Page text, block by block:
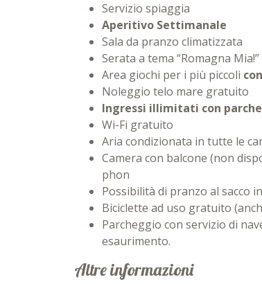
Servizio spiaggia
Aperitivo Settimanale
Sala da pranzo climatizzata
Serata a tema “Romagna Mia!”
Area giochi per i più piccoli
Noleggio telo mare gratuito
Ingressi illimitati con
Wi-Fi gratuito
Aria condizionata in tutte le
Camera con balcone (non
phon
Possibilità di pranzo al sacco
Biciclette ad uso gratuito
Parcheggio con servizio di
esaurimento.
Altre informazioni